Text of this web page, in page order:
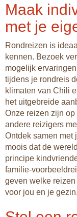
Maak
met je
Rondreizen is
kennen. Bezoek
mogelijk
tijdens je rondreis
klimaten van Chili
het uitgebreide
Onze reizen zijn
andere reizigers
Ontdek samen met
moois dat de
principe
familie-
geven welke
voor jou en je gezin.